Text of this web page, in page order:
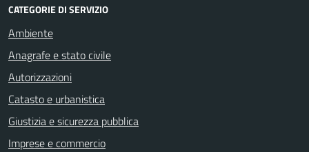
CATEGORIE DI SERVIZIO
Ambiente
Anagrafe e stato civile
Autorizzazioni
Catasto e urbanistica
Giustizia e sicurezza pubblica
Imprese e commercio